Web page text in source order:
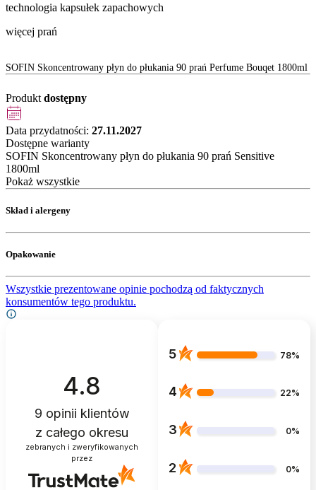
technologia kapsułek zapachowych
więcej prań
SOFIN Skoncentrowany płyn do płukania 90 prań Perfume Bouqet 1800ml
Produkt dostępny
Data przydatności: 27.11.2027
Dostępne warianty
SOFIN Skoncentrowany płyn do płukania 90 prań Sensitive
1800ml
Pokaż wszystkie
Skład i alergeny
Opakowanie
Wszystkie prezentowane opinie pochodzą od faktycznych
konsumentów tego produktu.
4.8
9 opinii klientów
z całego okresu
zebranych i zweryfikowanych
przez
5 78%
4 22%
3 0%
2 0%